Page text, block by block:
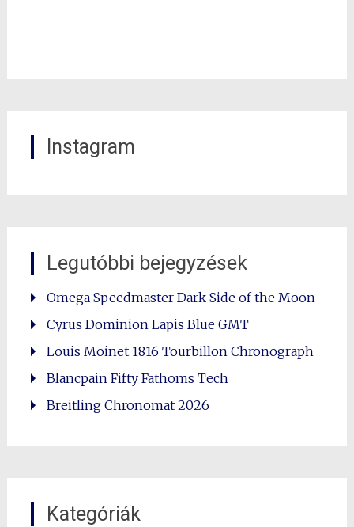
Instagram
Legutóbbi bejegyzések
Omega Speedmaster Dark Side of the Moon
Cyrus Dominion Lapis Blue GMT
Louis Moinet 1816 Tourbillon Chronograph
Blancpain Fifty Fathoms Tech
Breitling Chronomat 2026
Kategóriák